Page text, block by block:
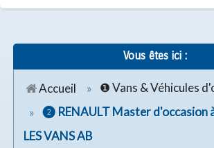
Vous êtes ici :
Accueil
❶ Vans & Véhicules
❷ RENAULT Master d'occasion
LES VANS AB